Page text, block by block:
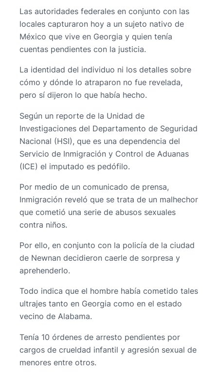
Las autoridades federales en conjunto con las
locales capturaron hoy a un sujeto nativo de
México que vive en Georgia y quien tenía
cuentas pendientes con la justicia.
La identidad del individuo ni los detalles sobre
cómo y dónde lo atraparon no fue revelada,
pero sí dijeron lo que había hecho.
Según un reporte de la Unidad de
Investigaciones del Departamento de Seguridad
Nacional (HSI), que es una dependencia del
Servicio de Inmigración y Control de Aduanas
(ICE) el imputado es pedófilo.
Por medio de un comunicado de prensa,
Inmigración reveló que se trata de un malhechor
que cometió una serie de abusos sexuales
contra niños.
Por ello, en conjunto con la policía de la ciudad
de Newnan decidieron caerle de sorpresa y
aprehenderlo.
Todo indica que el hombre había cometido tales
ultrajes tanto en Georgia como en el estado
vecino de Alabama.
Tenía 10 órdenes de arresto pendientes por
cargos de crueldad infantil y agresión sexual de
menores entre otros.